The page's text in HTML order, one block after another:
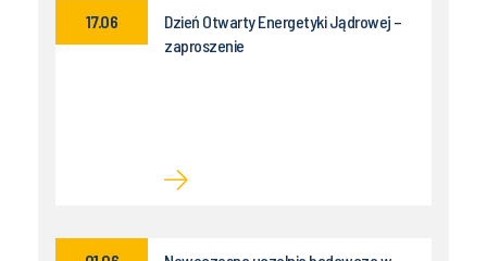
Dzień Otwarty Energetyki Jądrowej –
zaproszenie
17.06